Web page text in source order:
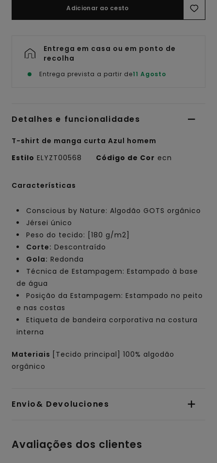
Adicionar ao cesto
Entrega em casa ou em ponto de
recolha
Entrega prevista a partir de11 Agosto
Detalhes e funcionalidades
T-shirt de manga curta Azul homem
Estilo ELYZT00568 Código de Cor ecn
Características
Conscious by Nature: Algodão GOTS orgânico
Jérsei único
Peso do tecido: [180 g/m2]
Corte: Descontraído
Gola: Redonda
Técnica de Estampagem: Estampado à base
de água
Posição da Estampagem: Estampado no peito
e nas costas
Etiqueta de bandeira corporativa na costura
interna
Materiais
[Tecido principal] 100% algodão
orgânico
Envio& Devoluciones
Avaliações dos clientes